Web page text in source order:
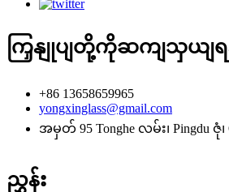
ကြှနျုပျတို့ကိုဆကျသှယျရ
+86 13658659965
yongxinglass@gmail.com
အမှတ် 95 Tonghe လမ်း၊ Pingdu ဇုံ
ညွှန်း